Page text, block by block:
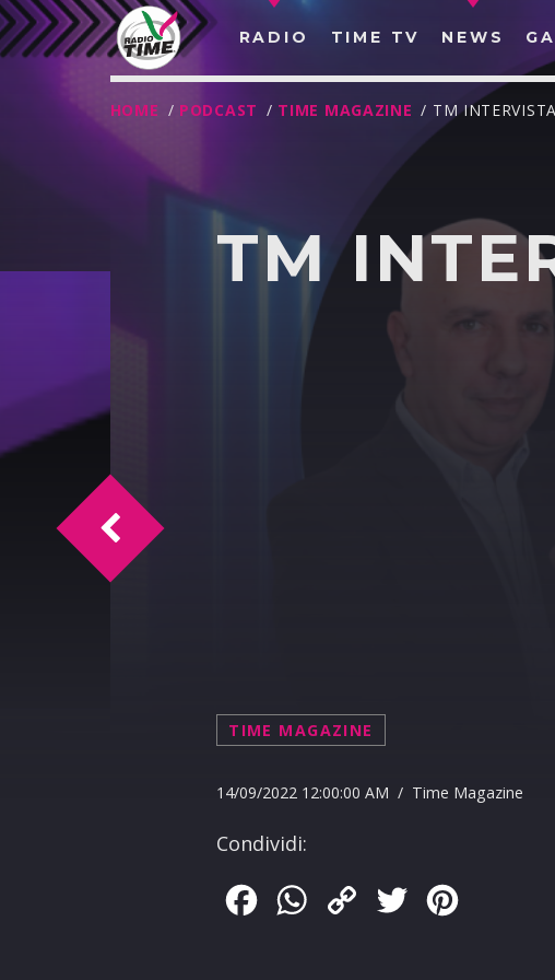
RADIO TIME TV NEWS
HOME / PODCAST / TIME MAGAZINE / TM
TM
TIME MAGAZINE
14/09/2022 12:00:00 AM / Time Magazine
Condividi:
FacebookWhatsApp
Copy
Twitter
TM promuove "EXPO DEL VINILE"